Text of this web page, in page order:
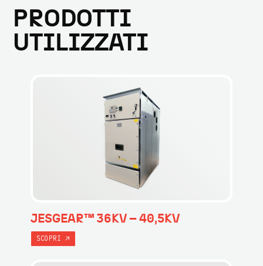
PRODOTTI
UTILIZZATI
JESGEAR™ 36KV – 40,5KV
SCOPRI